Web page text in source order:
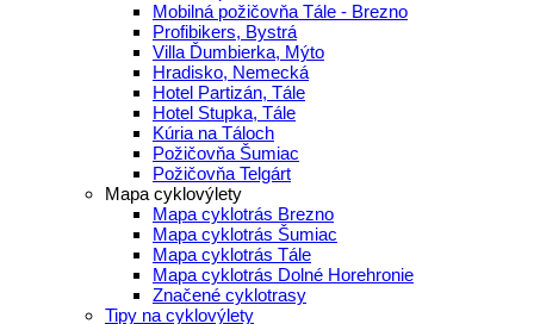
Mobilná požičovňa Tále - Brezno
Profibikers, Bystrá
Villa Ďumbierka, Mýto
Hradisko, Nemecká
Hotel Partizán, Tále
Hotel Stupka, Tále
Kúria na Táloch
Požičovňa Šumiac
Požičovňa Telgárt
Mapa cyklovýlety
Mapa cyklotrás Brezno
Mapa cyklotrás Šumiac
Mapa cyklotrás Tále
Mapa cyklotrás Dolné Horehronie
Značené cyklotrasy
Tipy na cyklovýlety